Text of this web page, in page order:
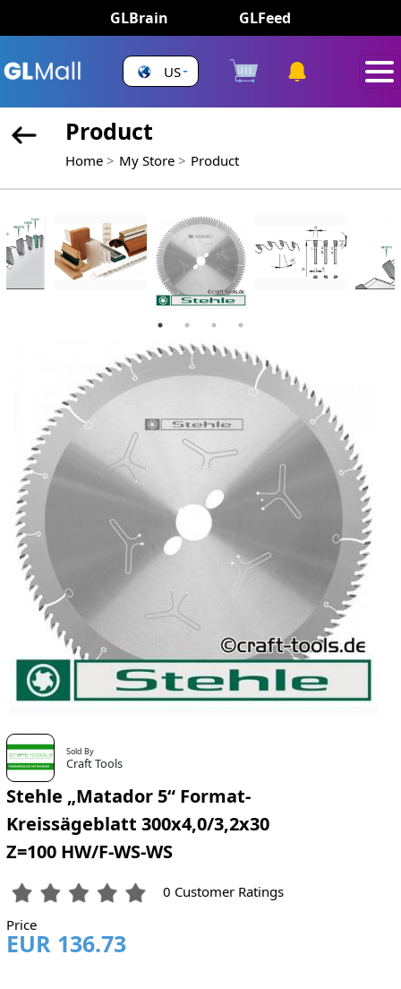
GLBrain GLFeed
US
Product
Home My Store Product
Sold By
Craft Tools
Stehle „Matador 5“ Format-
Kreissägeblatt 300x4,0/3,2x30
Z=100 HW/F-WS-WS
0 Customer Ratings
Price
EUR 136.73